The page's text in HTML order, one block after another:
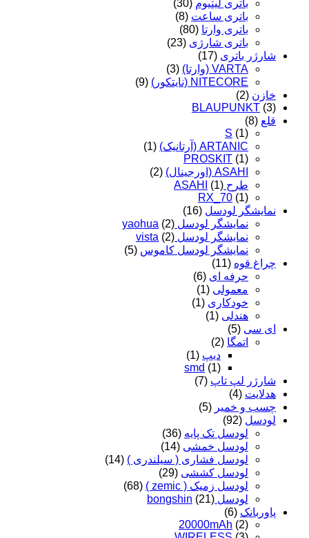
باتری لیتیوم (30)
باتری ساعت (8)
باتری وارتا (80)
باتری شارژی (23)
شارژر باتری (17)
VARTA (وارتا)
(3)
NITECORE (نایتکور)
(9)
خازن (2)
BLAUPUNKT (3)
قلع (8)
S (1)
ARTANIC (آرتانیک)
(1)
PROSKIT (1)
ASAHI (اورجینال)
(2)
طرح ASAHI (1)
RX_70 (1)
نمایشگر لودسل (16)
نمایشگر لودسل yaohua (2)
نمایشگر لودسل vista (2)
نمایشگر لودسل کاموس (5)
چراغ قوه (11)
حرفه ای (6)
معمولی (1)
خودکاری (1)
هندلی (1)
ای سی (5)
اتمگا (2)
دیپ (1)
smd (1)
شارژر لپ تاپ (7)
هدلایت (4)
چسب و خمیر (5)
لودسل (92)
لودسل تک پایه (36)
لودسل خمشی (14)
لودسل فشاری ( سیلندری ) (14)
لودسل کششی (29)
لودسل زمیک ( zemic )
(68)
لودسل bongshin (21)
پاوربانک (6)
20000mAh (2)